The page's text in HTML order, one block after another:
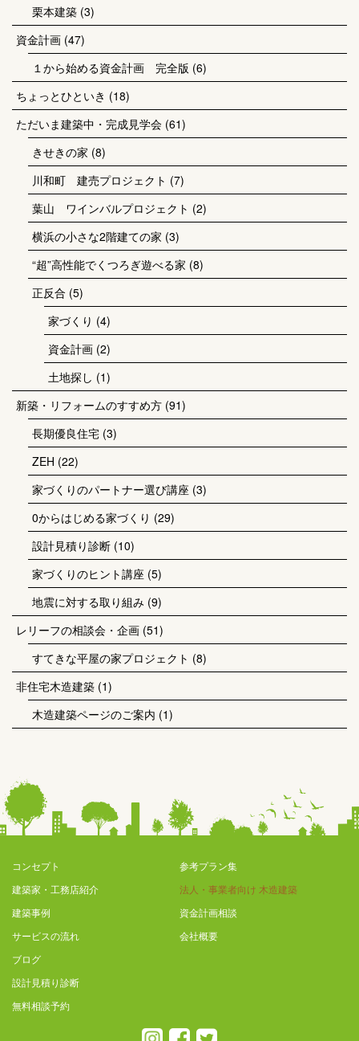
栗本建築 (3)
資金計画 (47)
１から始める資金計画 完全版 (6)
ちょっとひといき (18)
ただいま建築中・完成見学会 (61)
きせきの家 (8)
川和町 建売プロジェクト (7)
葉山 ワインバルプロジェクト (2)
横浜の小さな2階建ての家 (3)
“超”高性能でくつろぎ遊べる家 (8)
正反合 (5)
家づくり (4)
資金計画 (2)
土地探し (1)
新築・リフォームのすすめ方 (91)
長期優良住宅 (3)
ZEH (22)
家づくりのパートナー選び講座 (3)
0からはじめる家づくり (29)
設計見積り診断 (10)
家づくりのヒント講座 (5)
地震に対する取り組み (9)
レリーフの相談会・企画 (51)
すてきな平屋の家プロジェクト (8)
非住宅木造建築 (1)
木造建築ページのご案内 (1)
コンセプト
建築家・工務店紹介
建築事例
サービスの流れ
参考プラン集
法人・事業者向け 木造建築
資金計画相談
会社概要
ブログ
設計見積り診断
無料相談予約